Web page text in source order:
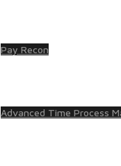
Pay Recon
Advanced Time Process